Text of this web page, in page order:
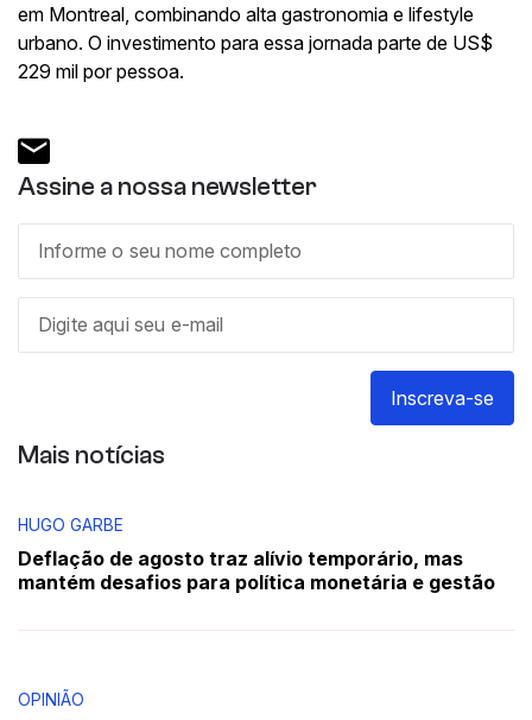
em Montreal, combinando alta gastronomia e lifestyle
urbano. O investimento para essa jornada parte de US$
229 mil por pessoa.
Assine a nossa newsletter
Inscreva-se
Mais notícias
HUGO GARBE
Deflação de agosto traz alívio temporário, mas
mantém desafios para política monetária e gestão
OPINIÃO